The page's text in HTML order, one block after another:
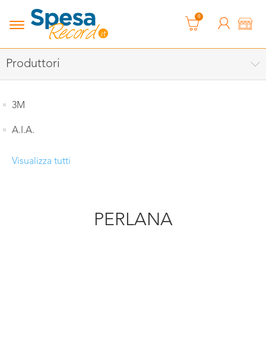
0
Produttori
3M
A.I.A.
Visualizza tutti
PERLANA